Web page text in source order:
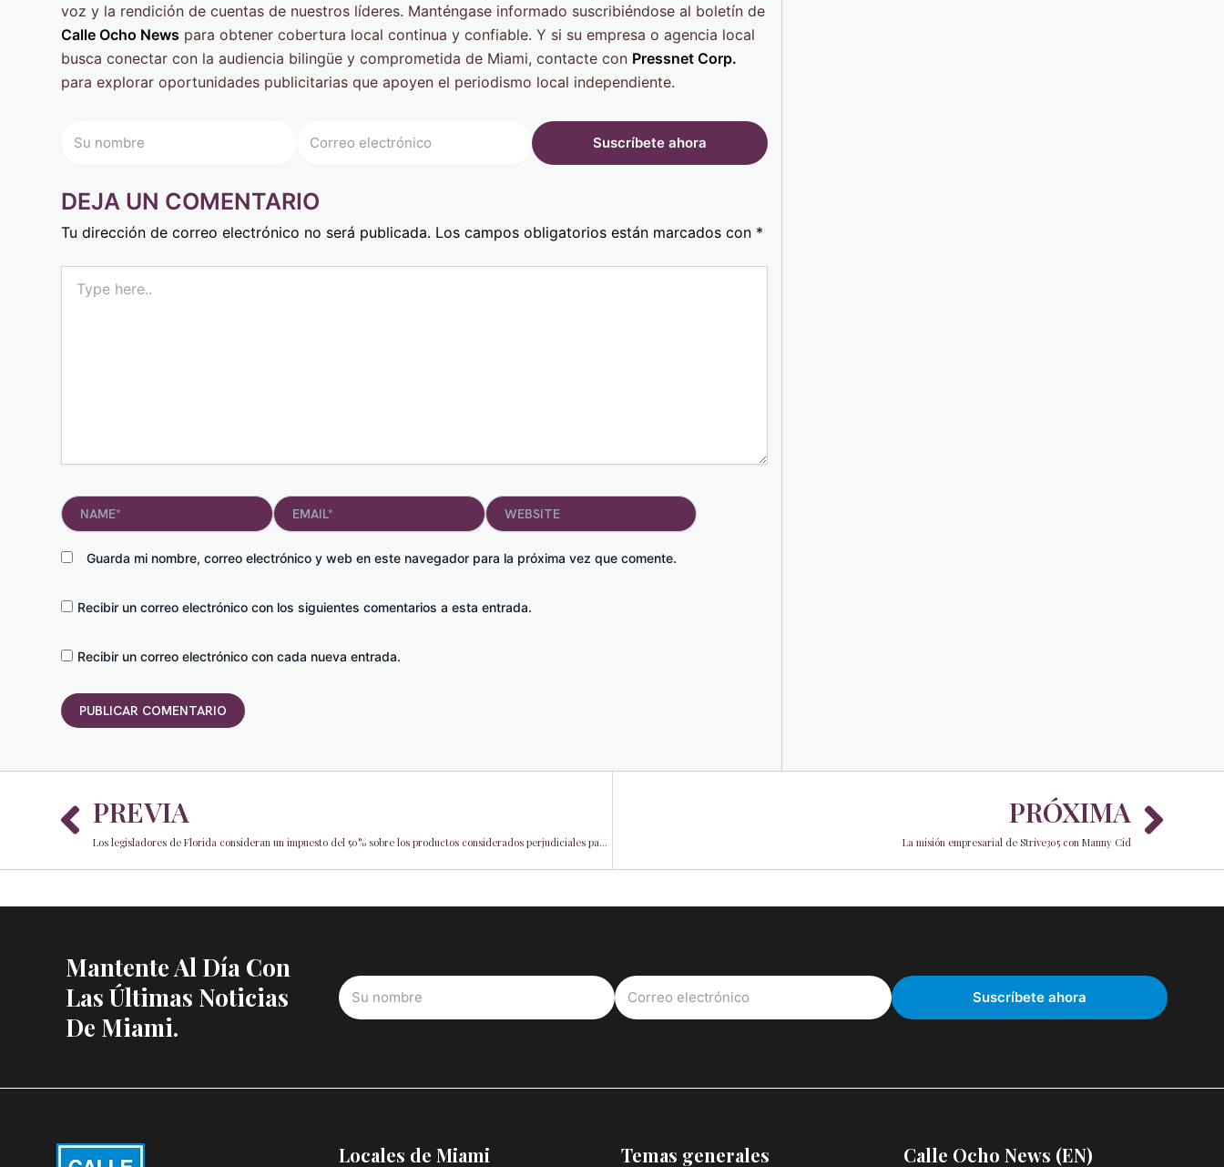
voz y la rendición de cuentas de nuestros líderes. Manténgase informado suscribiéndose al boletín de
Calle Ocho News para obtener cobertura local continua y confiable. Y si su empresa o agencia local
busca conectar con la audiencia bilingüe y comprometida de Miami, contacte con Pressnet Corp.
para explorar oportunidades publicitarias que apoyen el periodismo local independiente.
DEJA UN COMENTARIO
Tu dirección de correo electrónico no será publicada. Los campos obligatorios están marcados con *
here..
Name* Email*
Guarda mi nombre, correo electrónico y web en este navegador para la próxima vez que comente.
Website
Recibir un correo electrónico con los siguientes comentarios a esta entrada.
Recibir un correo electrónico con cada nueva entrada.
Prev
PREVIA
Los legisladores de Florida consideran un impuesto del 50% sobre los productos considerados perjudiciales para la salud, mientras que la creadora Sophie Rain comenta sobre la propuesta
PRÓXIMA
La misión empresarial de Strive305 con Manny Cid
Mantente Al Día Con
Las Últimas Noticias
De Miami.
Locales de Miami Temas generales Calle Ocho News (EN)